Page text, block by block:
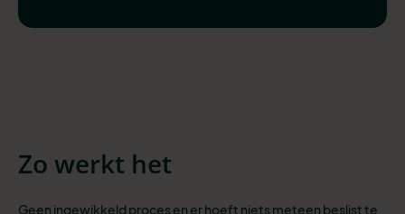
Zo werkt het
Geen ingewikkeld proces en er hoeft niets meteen beslist te